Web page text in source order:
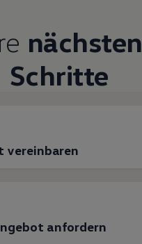
nächsten
Schritte
vereinbaren
anfordern